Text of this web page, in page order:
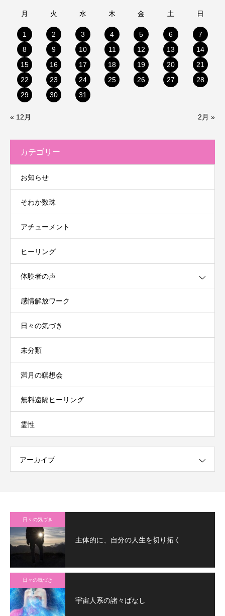
月 火 水 木 金 土 日
1 2 3 4 5 6
7
8
9 10 11 12 13
14
15
16 17 18 19 20
21
22
23 24 25 26 27
28
29
30 31
« 12月 2月 »
カテゴリー
お知らせ
そわか数珠
アチューメント
ヒーリング
体験者の声
感情解放ワーク
日々の気づき
未分類
満月の瞑想会
無料遠隔ヒーリング
霊性
アーカイブ
日々の気づき
主体的に、自分の人生を切り拓く
日々の気づき
宇宙人系の諸々ばなし